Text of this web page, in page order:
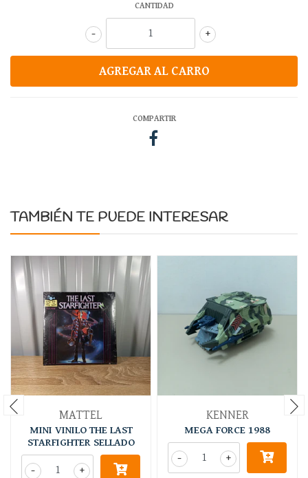
CANTIDAD
+
-
COMPARTIR
TAMBIÉN TE PUEDE INTERESAR
MATTEL
MINI VINILO THE LAST
STARFIGHTER SELLADO
+
-
KENNER
MEGA FORCE 1988
+
-